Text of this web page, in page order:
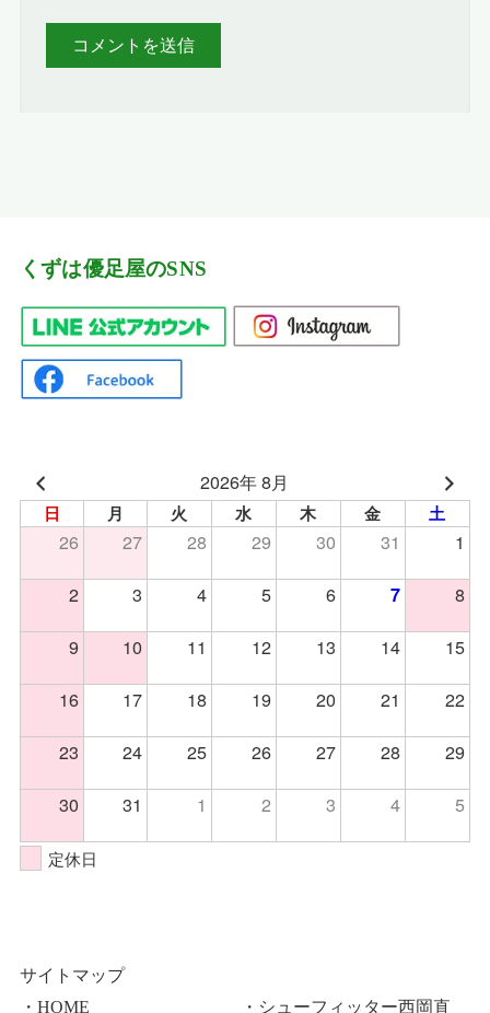
くずは優足屋のSNS
2026年 8月
日 月 火 水 木 金 土
26 27 28 29 30 31
1
2
3 4 5 6 7
8
9
10 11 12 13 14
15
16
17 18 19 20 21
22
23
24 25 26 27 28
29
30
31 1 2 3 4 5
定休日
サイトマップ
・HOME
・シューフィッター西岡直